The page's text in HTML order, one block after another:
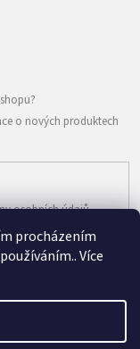
procházením
Více
o nových produktech
osobních údajů